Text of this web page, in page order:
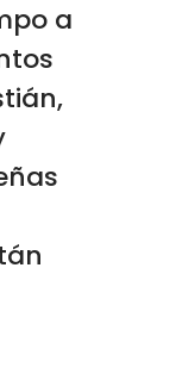
a